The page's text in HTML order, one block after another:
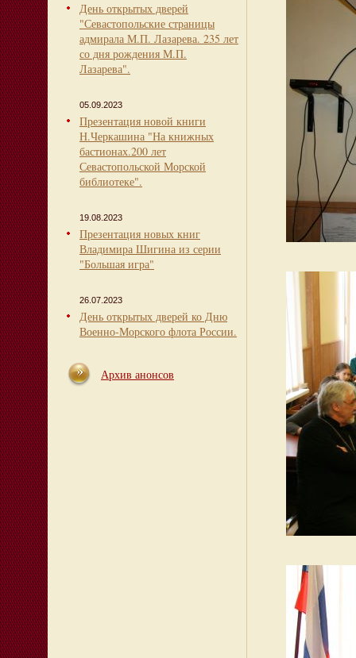
День открытых дверей
"Севастопольские страницы
адмирала М.П. Лазарева. 235 лет
со дня рождения М.П.
Лазарева".
05.09.2023
Презентация новой книги
Н.Черкашина "На книжных
бастионах.200 лет
Севастопольской Морской
библиотеке".
19.08.2023
Презентация новых книг
Владимира Шигина из серии
"Большая игра"
26.07.2023
День открытых дверей ко Дню
Военно-Морского флота России.
Архив анонсов